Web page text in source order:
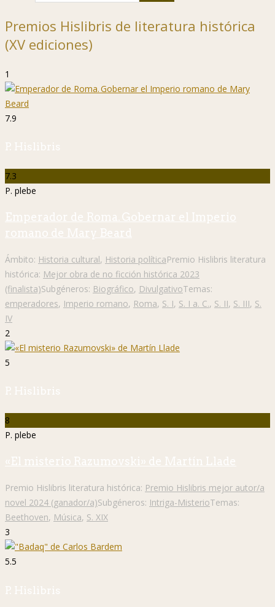
Premios Hislibris de literatura histórica
(XV ediciones)
1
7.9
P. Hislibris
7.3
P. plebe
Emperador de Roma. Gobernar el Imperio
romano de Mary Beard
Ámbito: Historia cultural, Historia políticaPremio Hislibris literatura
histórica: Mejor obra de no ficción histórica 2023
(finalista)Subgéneros: Biográfico, DivulgativoTemas:
emperadores, Imperio romano, Roma, S. I, S. I a. C., S. II, S. III, S.
IV
2
5
P. Hislibris
8
P. plebe
«El misterio Razumovski» de Martín Llade
Premio Hislibris literatura histórica: Premio Hislibris mejor autor/a
novel 2024 (ganador/a)Subgéneros: Intriga-MisterioTemas:
Beethoven, Música, S. XIX
3
5.5
P. Hislibris